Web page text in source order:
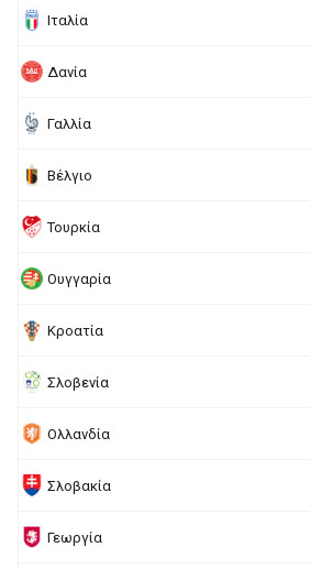
Ιταλία
Δανία
Γαλλία
Βέλγιο
Τουρκία
Ουγγαρία
Κροατία
Σλοβενία
Ολλανδία
Σλοβακία
Γεωργία